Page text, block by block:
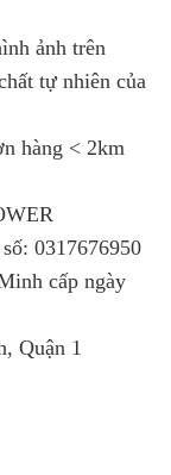
ảnh trên
tự nhiên của
hàng < 2km
0317676950
cấp ngày
Quận 1